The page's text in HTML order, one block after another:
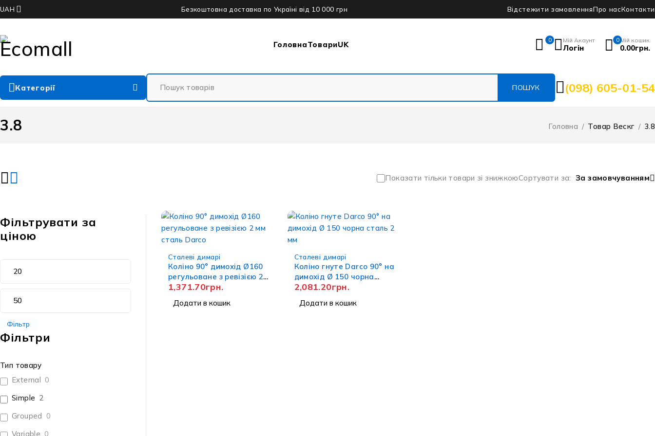
UAH Безкоштовна доставка по Україні від 10 000 грн Відстежити замовленняПро насКонтакти
ГоловнаТовариUK 0 Мій Акаунт
Логін
0 Мій кошик
0.00грн.
Категорії (098) 605-01-54
3.8 Головна / Товар Вескг / 3.8
Фільтрувати за
ціною
Фільтр
Фільтри
Тип товару
External 0
Simple 2
Grouped 0
Variable 0
Показати тільки товари зі знижкоюСортувати за За замовчуванням
Сталеві димарі
Коліно 90° димохід Ø160
регульоване з ревізією 2
мм сталь Darco
1,371.70грн.
Додати в кошик
Сталеві димарі
Коліно гнуте Darco 90° на
димохід Ø 150 чорна
сталь 2 мм
2,081.20грн.
Додати в кошик